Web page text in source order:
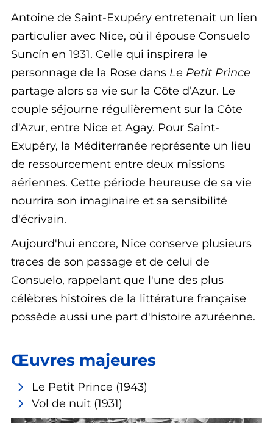
Antoine de Saint-Exupéry entretenait un lien
particulier avec Nice, où il épouse Consuelo
Suncín en 1931. Celle qui inspirera le
personnage de la Rose dans Le Petit Prince
partage alors sa vie sur la Côte d’Azur. Le
couple séjourne régulièrement sur la Côte
d'Azur, entre Nice et Agay. Pour Saint-
Exupéry, la Méditerranée représente un lieu
de ressourcement entre deux missions
aériennes. Cette période heureuse de sa vie
nourrira son imaginaire et sa sensibilité
d'écrivain.
Aujourd'hui encore, Nice conserve plusieurs
traces de son passage et de celui de
Consuelo, rappelant que l'une des plus
célèbres histoires de la littérature française
possède aussi une part d'histoire azuréenne.
Œuvres majeures
Le Petit Prince (1943)
Vol de nuit (1931)